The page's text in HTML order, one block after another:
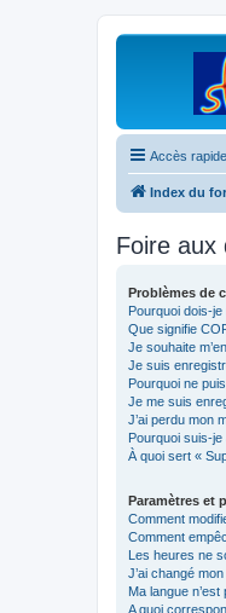
Accès rapide
Index du
Foire aux
Problèmes de
Pourquoi dois-
Que signifie
Je souhaite
Je suis
Pourquoi ne
Je me suis
J’ai perdu mon
Pourquoi suis-
À quoi sert «
Paramètres et
Comment
Comment
Les heures ne
J’ai changé
Ma langue
A quoi